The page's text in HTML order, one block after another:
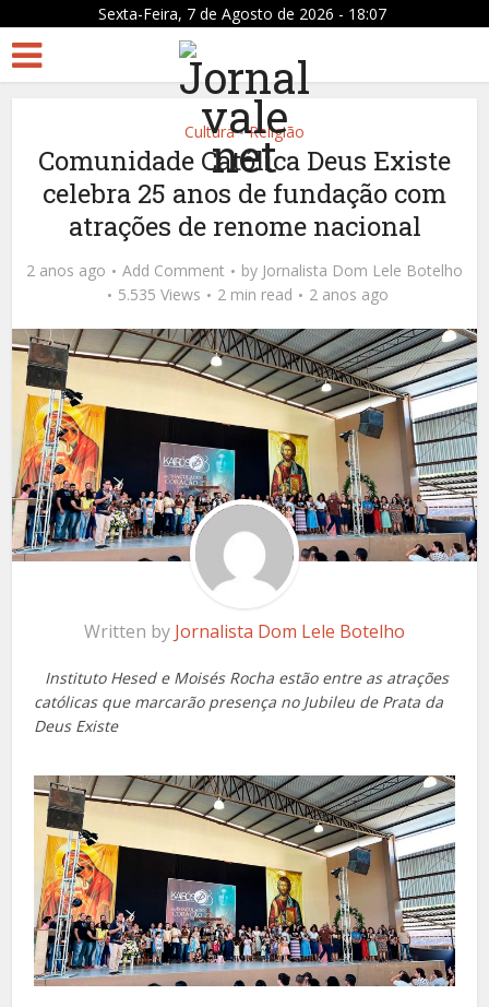
Sexta-Feira, 7 de Agosto de 2026 - 18:07
Cultura • Religião
Comunidade Católica Deus Existe
celebra 25 anos de fundação com
atrações de renome nacional
2 anos ago Add Comment by Jornalista Dom Lele Botelho
5.535 Views
2 min read 2 anos ago
Written by Jornalista Dom Lele Botelho
Instituto Hesed e Moisés Rocha estão entre as atrações
católicas que marcarão presença no Jubileu de Prata da
Deus Existe